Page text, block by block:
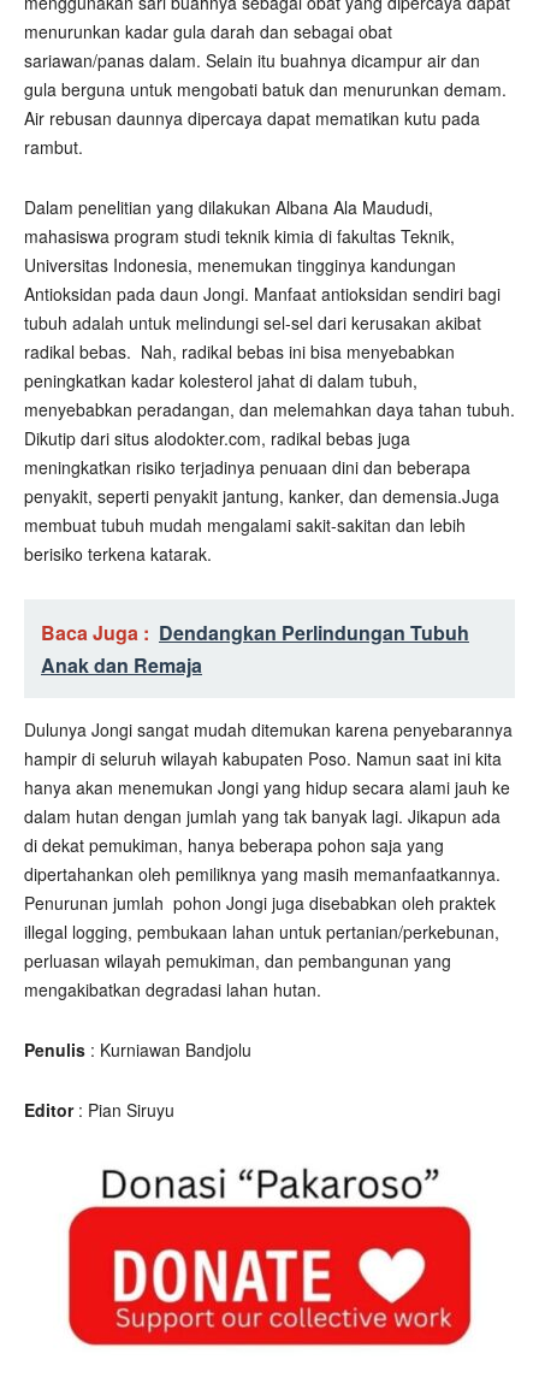
menurunkan kadar gula darah dan sebagai obat
sariawan/panas dalam. Selain itu buahnya dicampur air dan
gula berguna untuk mengobati batuk dan menurunkan demam.
Air rebusan daunnya dipercaya dapat mematikan kutu pada
rambut.
Dalam penelitian yang dilakukan Albana Ala Maududi,
mahasiswa program studi teknik kimia di fakultas Teknik,
Universitas Indonesia, menemukan tingginya kandungan
Antioksidan pada daun Jongi. Manfaat antioksidan sendiri bagi
tubuh adalah untuk melindungi sel-sel dari kerusakan akibat
radikal bebas. Nah, radikal bebas ini bisa menyebabkan
peningkatkan kadar kolesterol jahat di dalam tubuh,
menyebabkan peradangan, dan melemahkan daya tahan tubuh.
Dikutip dari situs alodokter.com, radikal bebas juga
meningkatkan risiko terjadinya penuaan dini dan beberapa
penyakit, seperti penyakit jantung, kanker, dan demensia.Juga
membuat tubuh mudah mengalami sakit-sakitan dan lebih
berisiko terkena katarak.
Baca Juga : Dendangkan Perlindungan Tubuh
Anak dan Remaja
Dulunya Jongi sangat mudah ditemukan karena penyebarannya
hampir di seluruh wilayah kabupaten Poso. Namun saat ini kita
hanya akan menemukan Jongi yang hidup secara alami jauh ke
dalam hutan dengan jumlah yang tak banyak lagi. Jikapun ada
di dekat pemukiman, hanya beberapa pohon saja yang
dipertahankan oleh pemiliknya yang masih memanfaatkannya.
Penurunan jumlah pohon Jongi juga disebabkan oleh praktek
illegal logging, pembukaan lahan untuk pertanian/perkebunan,
perluasan wilayah pemukiman, dan pembangunan yang
mengakibatkan degradasi lahan hutan.
Penulis : Kurniawan Bandjolu
Editor: Pian Siruyu